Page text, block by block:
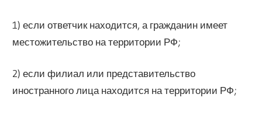
1) если ответчик находится, а гражданин имеет
местожительство на территории РФ;
2) если филиал или представительство
иностранного лица находится на территории РФ;